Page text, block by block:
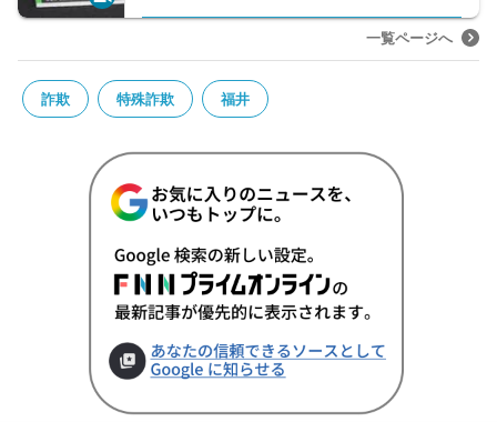
一覧ページへ
詐欺 特殊詐欺 福井